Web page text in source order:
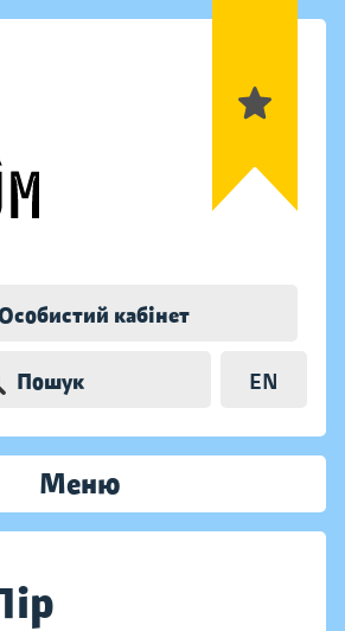
кабінет
Пошук EN
Меню